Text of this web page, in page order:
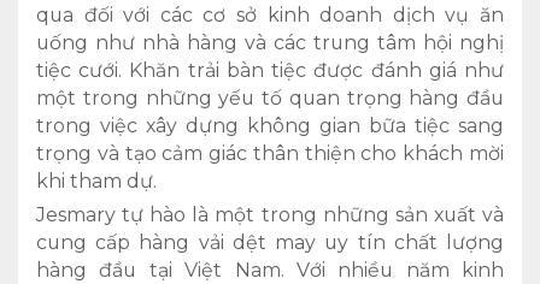
qua đối với các cơ sở kinh doanh dịch vụ ăn
uống như nhà hàng và các trung tâm hội nghị
tiệc cưới. Khăn trải bàn tiệc được đánh giá như
một trong những yếu tố quan trọng hàng đầu
trong việc xây dựng không gian bữa tiệc sang
trọng và tạo cảm giác thân thiện cho khách mời
khi tham dự.
Jesmary tự hào là một trong những sản xuất và
cung cấp hàng vải dệt may uy tín chất lượng
hàng đầu tại Việt Nam. Với nhiều năm kinh